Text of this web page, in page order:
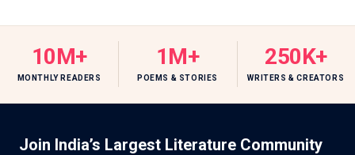
10M+
MONTHLY READERS
1M+
POEMS & STORIES
250K+
WRITERS & CREATORS
Join India’s Largest Literature Community